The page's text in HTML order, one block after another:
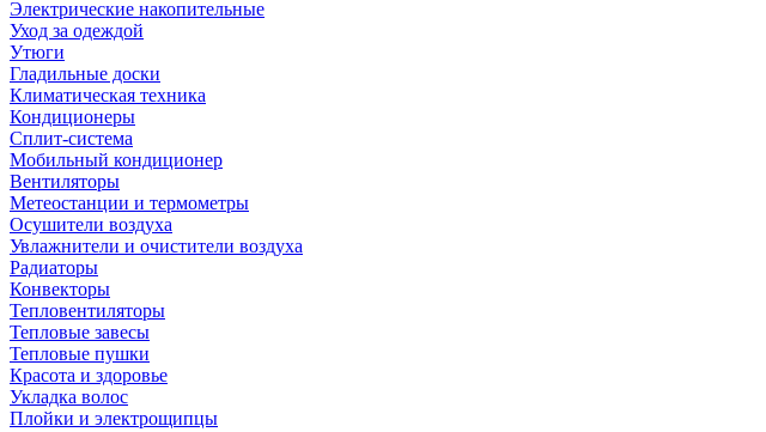
Электрические накопительные
Уход за одеждой
Утюги
Гладильные доски
Климатическая техника
Кондиционеры
Сплит-система
Мобильный кондиционер
Вентиляторы
Метеостанции и термометры
Осушители воздуха
Увлажнители и очистители воздуха
Радиаторы
Конвекторы
Тепловентиляторы
Тепловые завесы
Тепловые пушки
Красота и здоровье
Укладка волос
Плойки и электрощипцы